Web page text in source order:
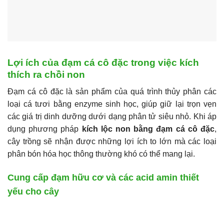
Lợi ích của đạm cá cô đặc trong việc kích
thích ra chồi non
Đạm cá cô đặc là sản phẩm của quá trình thủy phân các
loại cá tươi bằng enzyme sinh học, giúp giữ lại trọn vẹn
các giá trị dinh dưỡng dưới dạng phân tử siêu nhỏ. Khi áp
dụng phương pháp kích lộc non bằng đạm cá cô đặc,
cây trồng sẽ nhận được những lợi ích to lớn mà các loại
phân bón hóa học thông thường khó có thể mang lại.
Cung cấp đạm hữu cơ và các acid amin thiết
yếu cho cây